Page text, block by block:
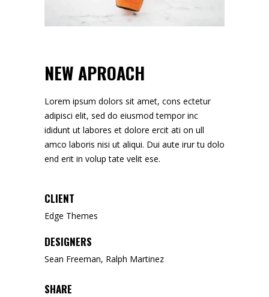
NEW APROACH
Lorem ipsum dolors sit amet, cons ectetur
adipisci elit, sed do eiusmod tempor inc
ididunt ut labores et dolore ercit ati on ull
amco laboris nisi ut aliqui. Dui aute irur tu dolo
end erit in volup tate velit ese.
CLIENT
Edge Themes
DESIGNERS
Sean Freeman, Ralph Martinez
SHARE